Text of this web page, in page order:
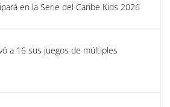
en la Serie del Caribe Kids 2026
a 16 sus juegos de múltiples